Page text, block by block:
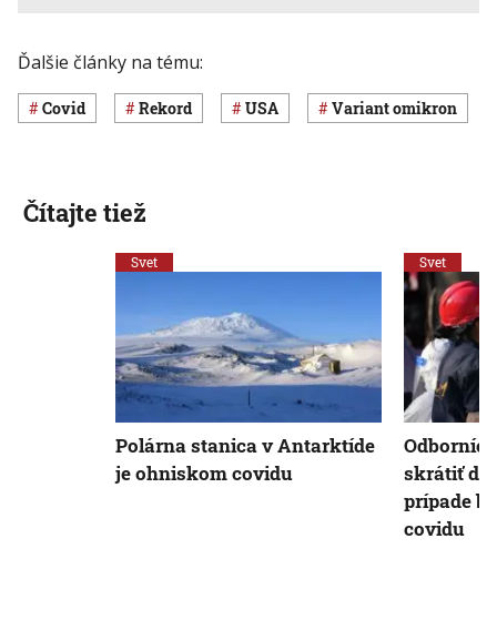
Ďalšie články na tému:
covid rekord USA variant omikron
Čítajte tiež
Svet
Polárna stanica v Antarktíde
je ohniskom covidu
Svet
Odborníci
skrátiť
prípade
covidu